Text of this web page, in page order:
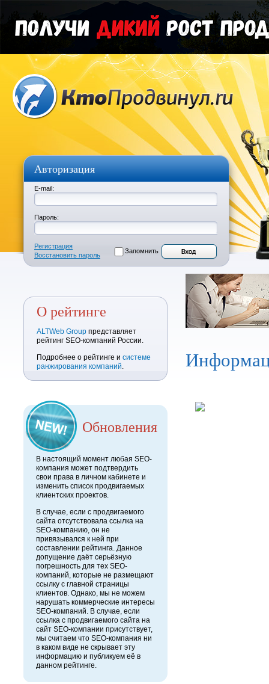
Авторизация
E-mail:
Пароль:
Регистрация
Восстановить пароль
Запомнить
О рейтинге
ALTWeb Group представляет
рейтинг SEO-компаний России.
Подробнее о рейтинге и системе
ранжирования компаний.
Обновления
В настоящий момент любая SEO-
компания может подтвердить
свои права в личном кабинете и
изменить список продвигаемых
клиентских проектов.
В случае, если с продвигаемого
сайта отсутствовала ссылка на
SEO-компанию, он не
привязывался к ней при
составлении рейтинга. Данное
допущение даёт серьёзную
погрешность для тех SEO-
компаний, которые не размещают
ссылку с главной страницы
клиентов. Однако, мы не можем
нарушать коммерческие интересы
SEO-компаний. В случае, если
ссылка с продвигаемого сайта на
сайт SEO-компании присутствует,
мы считаем что SEO-компания ни
в каком виде не скрывает эту
информацию и публикуем её в
данном рейтинге.